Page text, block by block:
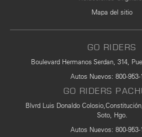
Mapa del sitio
GO RIDERS
Boulevard Hermanos Serdan, 314,
Autos Nuevos: 800-953-
GO RIDERS
Blvrd Luis Donaldo
Soto, Hgo.
Autos Nuevos: 800-953-